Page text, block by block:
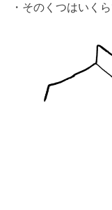
・そのくつはいく